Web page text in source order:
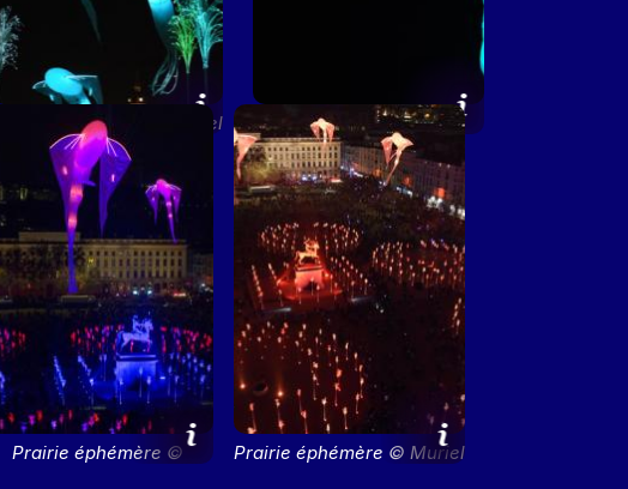
Prairie éphémère © Muriel
Chaulet
Prairie éphémère ©
Fabrice Dimier
Prairie éphémère ©
Prairie éphémère © Muriel